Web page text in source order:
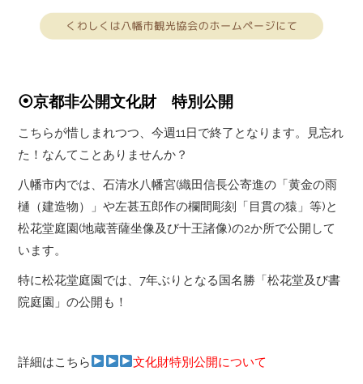
⦿京都非公開文化財 特別公開
こちらが惜しまれつつ、今週11日で終了となります。見忘れ
た！なんてことありませんか？
八幡市内では、石清水八幡宮(織田信長公寄進の「黄金の雨
樋（建造物）」や左甚五郎作の欄間彫刻「目貫の猿」等)と
松花堂庭園(地蔵菩薩坐像及び十王諸像)の2か所で公開して
います。
特に松花堂庭園では、7年ぶりとなる国名勝「松花堂及び書
院庭園」の公開も！
詳細はこちら 文化財特別公開について